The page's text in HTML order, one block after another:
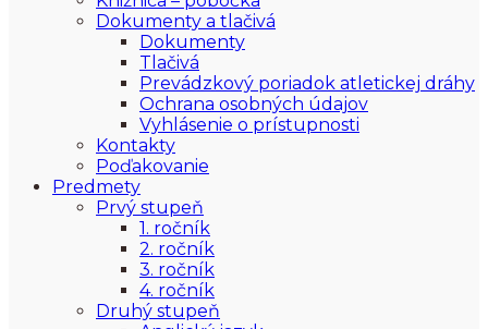
Dokumenty a tlačivá
Dokumenty
Tlačivá
Prevádzkový poriadok atletickej dráhy
Ochrana osobných údajov
Vyhlásenie o prístupnosti
Kontakty
Poďakovanie
Predmety
Prvý stupeň
1. ročník
2. ročník
3. ročník
4. ročník
Druhý stupeň